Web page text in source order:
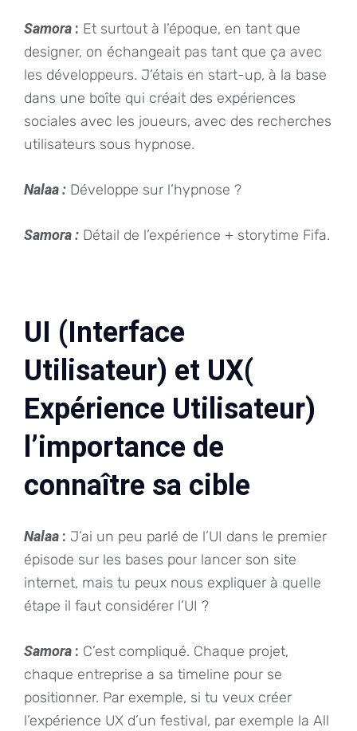
Samora : Et surtout à l’époque, en tant que
designer, on échangeait pas tant que ça avec
les développeurs. J’étais en start-up, à la base
dans une boîte qui créait des expériences
sociales avec les joueurs, avec des recherches
utilisateurs sous hypnose.
Nalaa : Développe sur l’hypnose ?
Samora : Détail de l’expérience + storytime Fifa.
UI (Interface
Utilisateur) et UX(
Expérience Utilisateur)
l’importance de
connaître sa cible
Nalaa : J’ai un peu parlé de l’UI dans le premier
épisode sur les bases pour lancer son site
internet, mais tu peux nous expliquer à quelle
étape il faut considérer l’UI ?
Samora : C’est compliqué. Chaque projet,
chaque entreprise a sa timeline pour se
positionner. Par exemple, si tu veux créer
l’expérience UX d’un festival, par exemple la All